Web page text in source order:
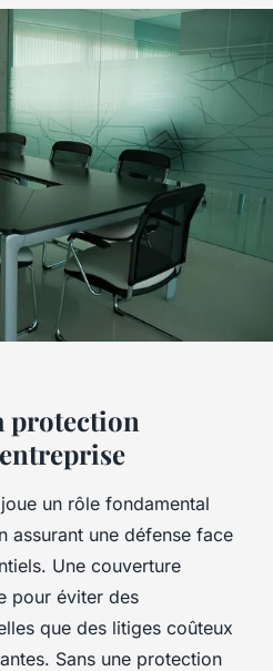
protection
joue un rôle fondamental
assurant une défense face
Une couverture
pour éviter des
que des litiges coûteux
Sans une protection